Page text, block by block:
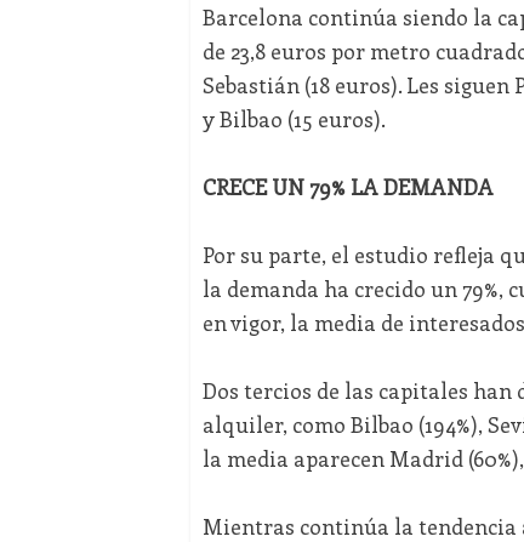
Barcelona continúa siendo la
de 23,8 euros por metro
Sebastián (18 euros). Les siguen
y Bilbao (15 euros).
CRECE UN 79% LA DEMANDA
Por su parte, el estudio refleja
la demanda ha crecido un 79%,
en vigor, la media de
Dos tercios de las capitales
alquiler, como Bilbao (194%),
la media aparecen Madrid
Mientras continúa la tendencia